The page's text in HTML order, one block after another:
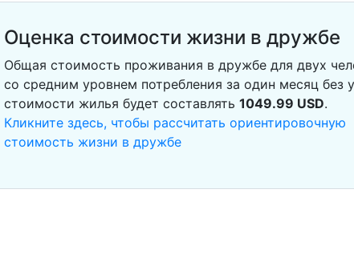
Оценка стоимости жизни в дружбе
Общая стоимость проживания в дружбе для двух
со средним уровнем потребления за один месяц без
стоимости жилья будет составлять 1049.99 USD.
Кликните здесь, чтобы рассчитать ориентировочную
стоимость жизни в дружбе